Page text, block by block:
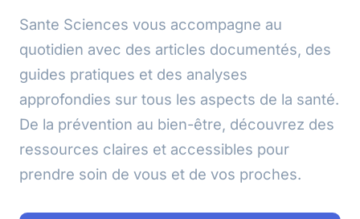
Sante Sciences vous accompagne au
quotidien avec des articles documentés, des
guides pratiques et des analyses
approfondies sur tous les aspects de la santé.
De la prévention au bien-être, découvrez des
ressources claires et accessibles pour
prendre soin de vous et de vos proches.